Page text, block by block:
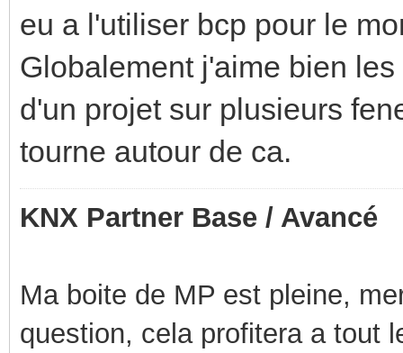
eu a l'utiliser bcp pour le
Globalement j'aime bien
d'un projet sur plusieurs
tourne autour de ca.
KNX Partner Base / Avancé
Ma boite de MP est pleine,
question, cela profitera a tout